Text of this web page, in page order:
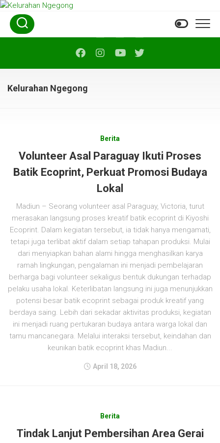
Skip
content
Kelurahan Ngegong
Berita
Volunteer Asal Paraguay Ikuti Proses
Batik Ecoprint, Perkuat Promosi Budaya
Lokal
Madiun – Seorang volunteer asal Paraguay, Victoria, turut
merasakan langsung proses kreatif batik ecoprint di Kiyoshi
Ecoprint. Dalam kegiatan tersebut, ia tidak hanya mengamati,
tetapi juga terlibat aktif dalam setiap tahapan produksi. Mulai
dari menyiapkan bahan alami hingga menghasilkan karya
ramah lingkungan, pengalaman ini menjadi pembelajaran
berharga bagi volunteer sekaligus bentuk dukungan terhadap
pelaku usaha lokal. Keterlibatan langsung ini juga menunjukkan
potensi besar batik ecoprint sebagai produk kreatif yang
berdaya saing. Lebih dari sekadar aktivitas produksi, kegiatan
ini menjadi ruang pertukaran budaya antara warga lokal dan
tamu mancanegara. Melalui interaksi tersebut, keindahan dan
keunikan batik ecoprint khas Madiun...
April 18, 2026
Berita
Tindak Lanjut Pembersihan Area Gerai